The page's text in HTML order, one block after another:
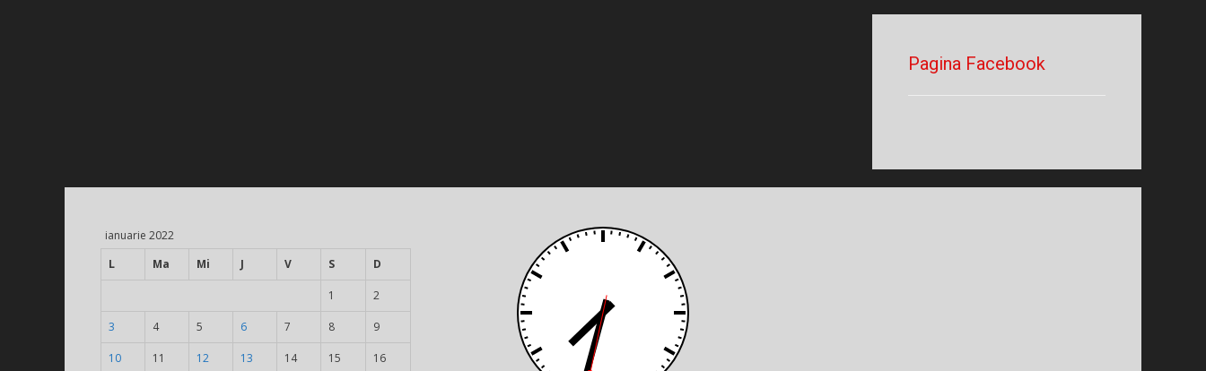
Pagina Facebook
ianuarie 2022
L
Ma Mi J V S D
1 2
3 4 5 6 7 8 9
10 11 12 13 14 15 16